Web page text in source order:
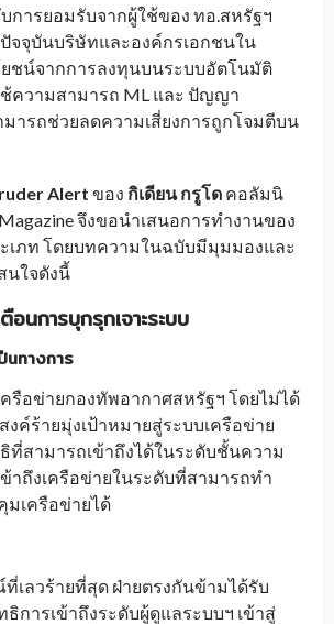
การยอมรับจากผู้ใช้ของ ทอ.สหรัฐฯ
จจุบันบริษัทและองค์กรเอกชนใน
ยชน์จากการลงทุนบนระบบอัตโนมัติ
ช้ความสามารถ ML และ ปัญญา
มารถช่วยลดความเสี่ยงการถูกโจมตีบน
Alert ของ กิเดียน กรูโด คอลัมนิ
Magazine จึงขอนำเสนอการทำงานของ
เภท โดยบทความในฉบับมีมุมมองและ
นใจดังนี้
อนการบุกรุกเจาะระบบ
นทางการ
ครือข่ายกองทัพอากาศสหรัฐฯ โดยไม่ได้
ค์ร้ายมุ่งเป้าหมายสู่ระบบเครือข่าย
ที่สามารถเข้าถึงได้ในระดับชั้นความ
าถึงเครือข่ายในระดับที่สามารถทำ
มเครือข่ายได้
เลวร้ายที่สุด ฝ่ายตรงกันข้ามได้รับ
ธิการเข้าถึงระดับผู้ดูแลระบบฯ เข้าสู่